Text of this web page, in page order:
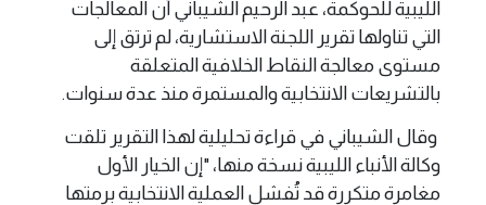
الليبية للحوكمة، عبد الرحيم الشيباني أن المعالجات
التي تناولها تقرير اللجنة الاستشارية، لم ترتق إلى
مستوى معالجة النقاط الخلافية المتعلقة
بالتشريعات الانتخابية والمستمرة منذ عدة سنوات.
وقال الشيباني في قراءة تحليلية لهذا التقرير تلقت
وكالة الأنباء الليبية نسخة منها، "إن الخيار الأول
مغامرة متكررة قد تُفشل العملية الانتخابية برمتها